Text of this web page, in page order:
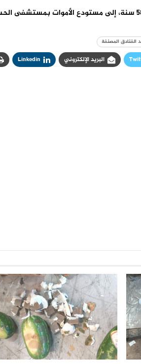
الفنادق المصنفة
البريد الإلكتروني Linkedin